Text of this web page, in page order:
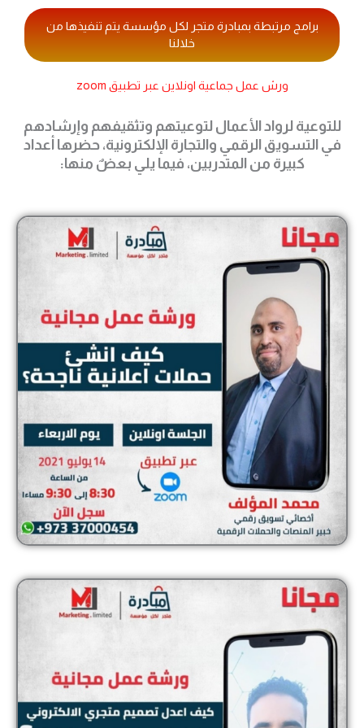
برامج مرتبطة بمبادرة متجر لكل مؤسسة يتم تنفيذها من
خلالنا
ورش عمل جماعية اونلاين عبر تطبيق zoom
للتوعية لرواد الأعمال لتوعيتهم وتثقيفهم وإرشادهم
في التسويق الرقمي والتجارة الإلكترونية، حضرها أعداد
كبيرة من المتدربين، فيما يلي بعضٌ منها: